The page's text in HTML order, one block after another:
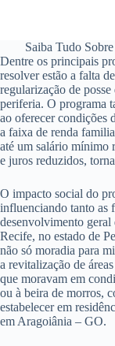
Saiba Tudo
Dentre os principais
resolver estão a falta
regularização de
periferia. O programa
ao oferecer condições
a faixa de renda
até um salário mínimo
e juros reduzidos,
O impacto social do
influenciando tanto as
desenvolvimento geral
Recife, no estado de
não só moradia para
a revitalização de
que moravam em
ou à beira de morros,
estabelecer em
em Aragoiânia – GO.